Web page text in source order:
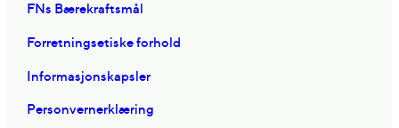
FNs Bærekraftsmål
Forretningsetiske forhold
Informasjonskapsler
Personvernerklæring